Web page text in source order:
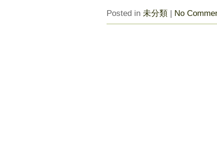
Posted in 未分類 | No